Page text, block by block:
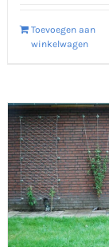
Toevoegen aan
winkelwagen